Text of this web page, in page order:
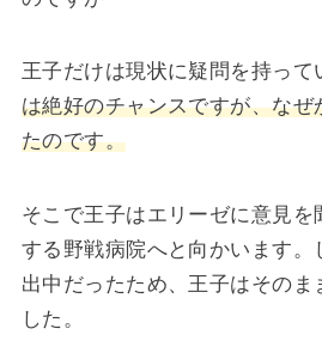
王子だけは現状に疑問を持って
は絶好のチャンスですが、なぜ
たのです。
そこで王子はエリーゼに意見を
する野戦病院へと向かいます。
出中だったため、王子はそのま
した。